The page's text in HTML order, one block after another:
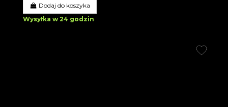
Dodaj do koszyka
Wysyłka w 24 godzin